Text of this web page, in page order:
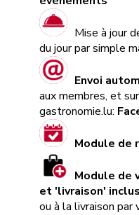
Mise à jour
du jour par simple
Envoi
aux membres, et
gastronomie.lu:
Module de
Module de
et 'livraison'
ou à la livraison par